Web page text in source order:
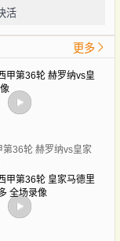
活
更多
36轮 赫罗纳vs皇家